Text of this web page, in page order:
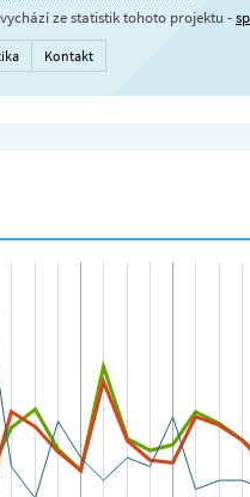
ze statistik tohoto projektu -
Kontakt